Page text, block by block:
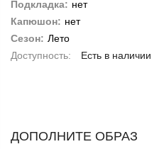
Подкладка: нет
Капюшон: нет
Сезон: Лето
Есть в наличии
ДОПОЛНИТЕ ОБРАЗ